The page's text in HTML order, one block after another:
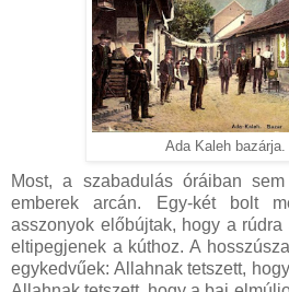
Ada Kaleh bazárja.
Most, a szabadulás óráiban
emberek arcán. Egy-két bolt
asszonyok előbújtak, hogy a rúdra
eltipegjenek a kúthoz. A
egykedvűek: Allahnak tetszett,